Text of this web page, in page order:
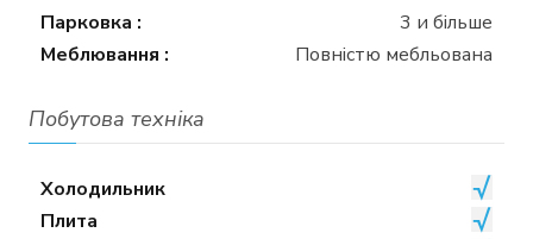
Парковка :
3 и більше
Меблювання :
Повністю мебльована
Побутова техніка
Холодильник
Плита